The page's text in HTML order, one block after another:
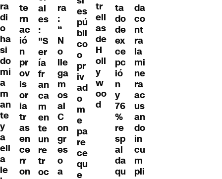
ra
di
o
ha
si
do
mi
a
m
an
te
y
a
ell
a
le
te
rn
ac
ió
n
pr
ov
is
or
ia
tr
as
en
ce
rr
on
al
es
:
"S
er
ía
fr
an
ca
m
en
te
un
re
tr
oc
ra
:
“
N
o
lle
ga
m
os
al
C
on
gr
es
o
a
es
pú
bli
co
o
pr
iv
ad
o
m
e
pa
re
ce
qu
e
tr
ell
as
de
H
oll
y
w
oo
d
ta
do
de
ex
ce
pc
ió
n
y
76
%
re
sp
al
da
qu
da
co
nt
ra
la
mi
ne
ra
ac
us
an
do
in
cu
m
pli